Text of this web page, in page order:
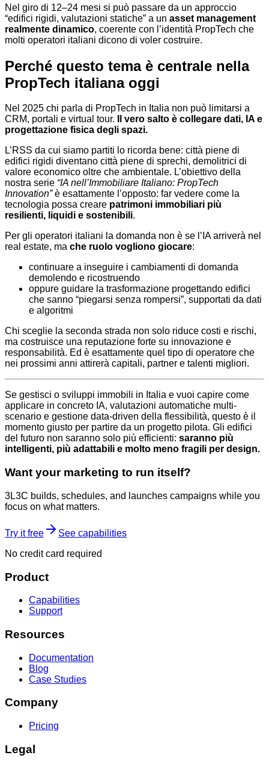
Nel giro di 12–24 mesi si può passare da un approccio
“edifici rigidi, valutazioni statiche” a un asset management
realmente dinamico, coerente con l’identità PropTech che
molti operatori italiani dicono di voler costruire.
Perché questo tema è centrale nella
PropTech italiana oggi
Nel 2025 chi parla di PropTech in Italia non può limitarsi a
CRM, portali e virtual tour.
Il vero salto è collegare dati, IA e
progettazione fisica degli spazi.
L’RSS da cui siamo partiti lo ricorda bene: città piene di
edifici rigidi diventano città piene di sprechi, demolitrici di
valore economico oltre che ambientale. L’obiettivo della
nostra serie “IA nell’Immobiliare Italiano: PropTech
Innovation”è esattamente l’opposto: far vedere come la
tecnologia possa creare patrimoni immobiliari più
resilienti, liquidi e sostenibili.
Per gli operatori italiani la domanda non è se l’IA arriverà nel
real estate, ma che ruolo vogliono giocare:
continuare a inseguire i cambiamenti di domanda
demolendo e ricostruendo
oppure guidare la trasformazione progettando edifici
che sanno “piegarsi senza rompersi”, supportati da dati
e algoritmi
Chi sceglie la seconda strada non solo riduce costi e rischi,
ma costruisce una reputazione forte su innovazione e
responsabilità. Ed è esattamente quel tipo di operatore che
nei prossimi anni attirerà capitali, partner e talenti migliori.
Se gestisci o sviluppi immobili in Italia e vuoi capire come
applicare in concreto IA, valutazioni automatiche multi-
scenario e gestione data-driven della flessibilità, questo è il
momento giusto per partire da un progetto pilota. Gli edifici
del futuro non saranno solo più efficienti: saranno più
intelligenti, più adattabili e molto meno fragili per design.
Want your marketing to run itself?
3L3C builds, schedules, and launches campaigns while you
focus on what matters.
Try it free
See capabilities
No credit card required
Product
Capabilities
Support
Resources
Documentation
Blog
Case Studies
Company
Pricing
Legal